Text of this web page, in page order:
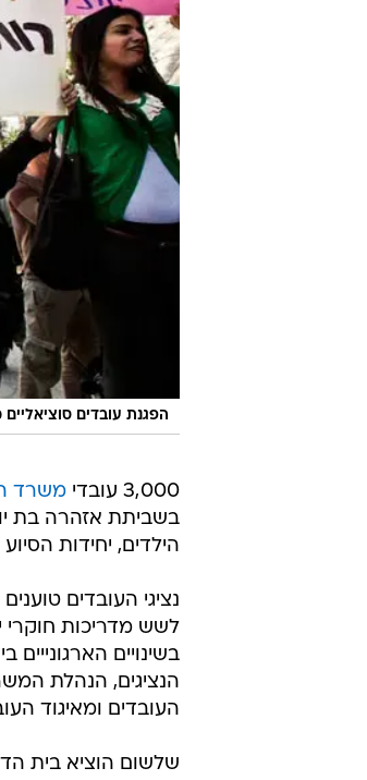
הפגנת עובדים
3,000 עובדי משרד
בשביתת אזהרה בת
הילדים, יחידות
נציגי העובדים
לשש מדריכות
בשינויים
הנציגים, הנהלת
העובדים ומאיגוד
שלשום הוציא בית